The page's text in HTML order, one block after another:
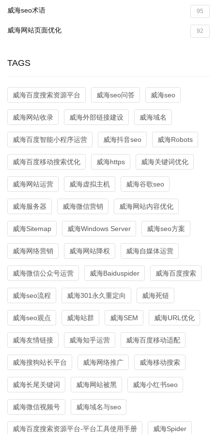
威海seo术语 95
威海网站页面优化 92
TAGS
威海百度搜索资源平台 威海seo问答 威海seo
威海网站收录 威海外部链接建设 威海域名
威海百度智能小程序运营 威海抖音seo 威海Robots
威海百度移动搜索优化 威海https 威海关键词优化
威海网站运营 威海虚拟主机 威海谷歌seo
威海服务器 威海微信营销 威海网站内容优化
威海Sitemap 威海Windows Server 威海seo方案
威海网络营销 威海网站降权 威海自媒体运营
威海微信公众号运营 威海Baiduspider 威海百度搜索
威海seo流程 威海301永久重定向 威海死链
威海seo观点 威海站群 威海SEM 威海URL优化
威海友情链接 威海知乎运营 威海百度移动适配
威海搜狗站长平台 威海网络推广 威海移动搜索
威海长尾关键词 威海网站被黑 威海小红书seo
威海微信视频号 威海域名与seo
威海百度搜索资源平台-平台工具使用手册 威海Spider